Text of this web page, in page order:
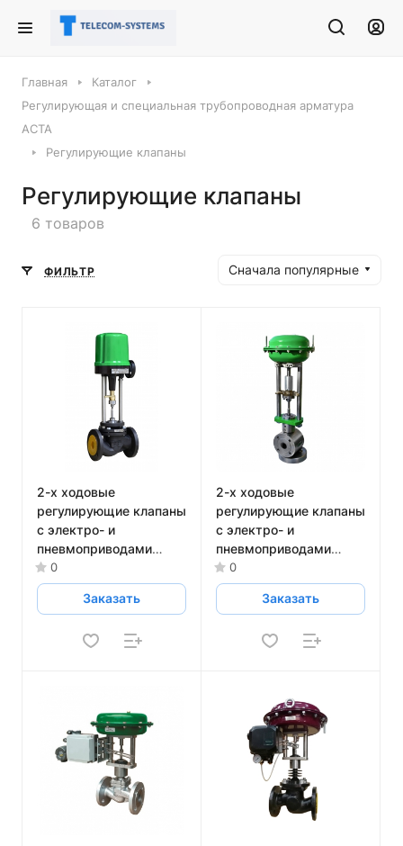
Главная
Каталог
Регулирующая и специальная трубопроводная арматура
АСТА
Регулирующие клапаны
Регулирующие клапаны
6 товаров
ФИЛЬТР Сначала популярные
2-х ходовые
регулирующие клапаны
с электро- и
пневмоприводами
чугунные АСТА серий
Р113 и Р123
0
Заказать
2-х ходовые
регулирующие клапаны
с электро- и
пневмоприводами
АСТА Р642 из
нержавеющей стали
0
Заказать